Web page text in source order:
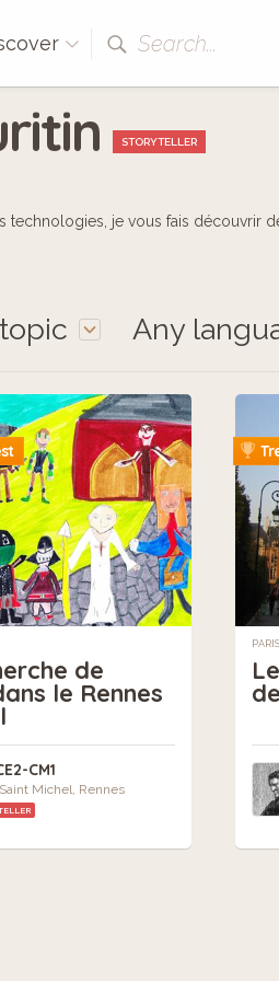
Search...
STORYTELLER
technologies, je vous fais découvrir
Any
de
le Rennes
CM1
Michel, Rennes